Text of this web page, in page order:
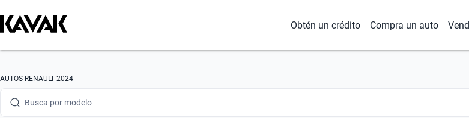
Obtén un crédito Compra un auto
AUTOS RENAULT 2024
Busca por marca
Busca por modelo
Busca por versión